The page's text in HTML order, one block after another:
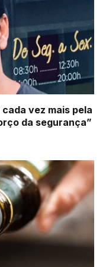
vez mais pela
da segurança”